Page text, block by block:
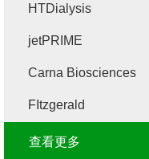
HTDialysis
jetPRIME
Carna Biosciences
FItzgerald
查看更多